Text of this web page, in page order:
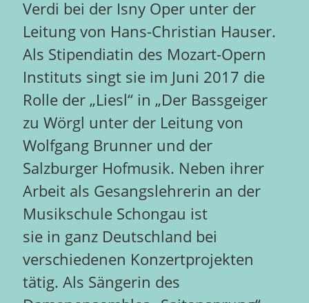
Verdi bei der Isny Oper unter der
Leitung von Hans-Christian Hauser.
Als Stipendiatin des Mozart-Opern
Instituts singt sie im Juni 2017 die
Rolle der „Liesl“ in „Der Bassgeiger
zu Wörgl unter der Leitung von
Wolfgang Brunner und der
Salzburger Hofmusik. Neben ihrer
Arbeit als Gesangslehrerin an der
Musikschule Schongau ist
sie in ganz Deutschland bei
verschiedenen Konzertprojekten
tätig. Als Sängerin des